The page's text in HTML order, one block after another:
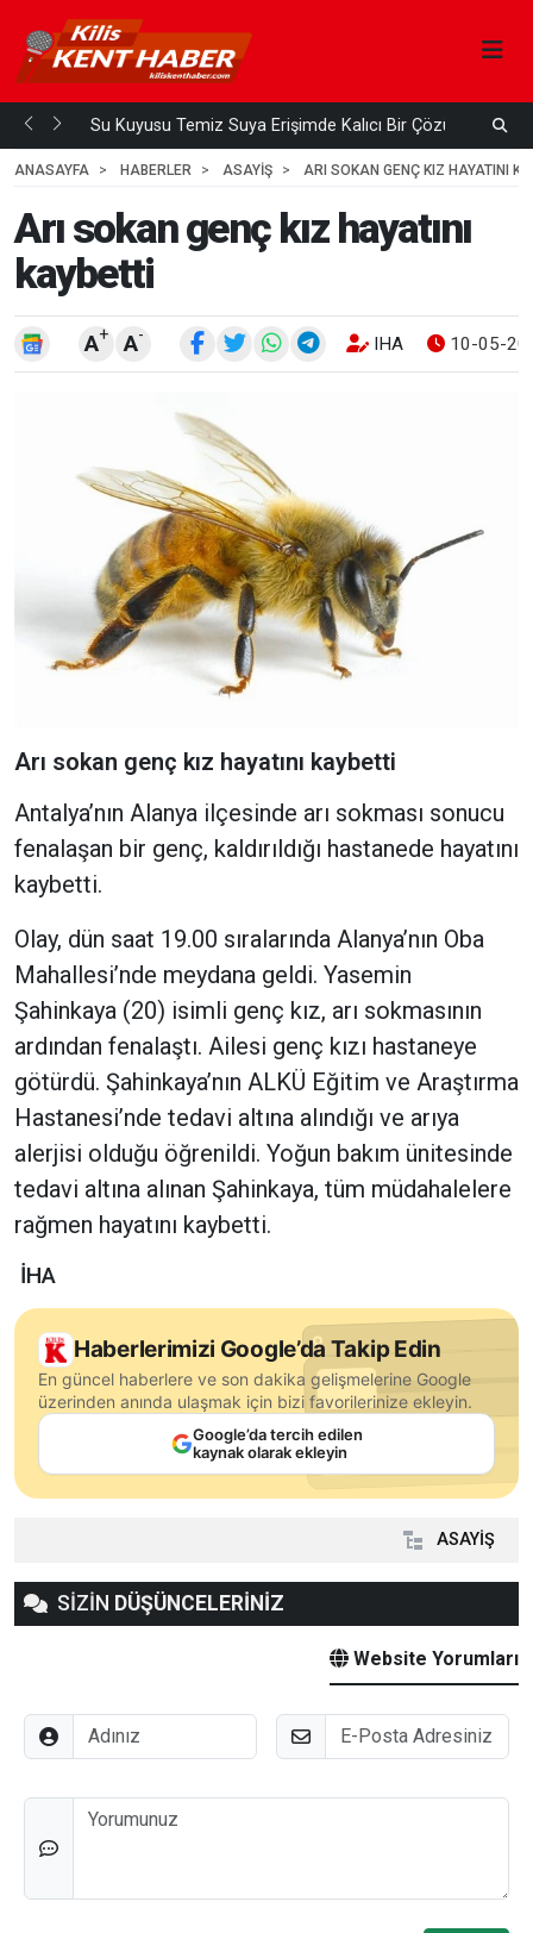
Su Kuyusu Temiz Suya Erişimde Kalıcı Bir Çözüm
4
ANASAYFA HABERLER ASAYİŞ ARI SOKAN GENÇ KIZ HAYATINI
Arı sokan genç kız hayatını
kaybetti
A+ A- IHA 10-05-
Arı sokan genç kız hayatını kaybetti
Antalya’nın Alanya ilçesinde arı sokması sonucu
fenalaşan bir genç, kaldırıldığı hastanede hayatını
kaybetti.
Olay, dün saat 19.00 sıralarında Alanya’nın Oba
Mahallesi’nde meydana geldi. Yasemin
Şahinkaya (20) isimli genç kız, arı sokmasının
ardından fenalaştı. Ailesi genç kızı hastaneye
götürdü. Şahinkaya’nın ALKÜ Eğitim ve Araştırma
Hastanesi’nde tedavi altına alındığı ve arıya
alerjisi olduğu öğrenildi. Yoğun bakım ünitesinde
tedavi altına alınan Şahinkaya, tüm müdahalelere
rağmen hayatını kaybetti.
İHA
Haberlerimizi Google’da Takip Edin
En güncel haberlere ve son dakika gelişmelerine Google
üzerinden anında ulaşmak için bizi favorilerinize ekleyin.
Google’da tercih edilen
kaynak olarak ekleyin
ASAYİŞ
SİZİN DÜŞÜNCELERİNİZ
Website Yorumları
Adınız E-Posta
Düşünceleriniz